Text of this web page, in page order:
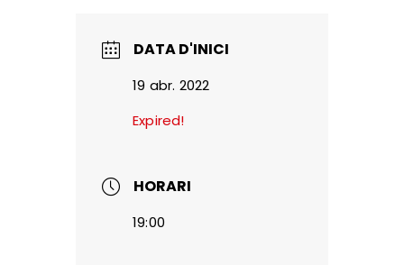
DATA D'INICI
19 abr. 2022
Expired!
HORARI
19:00